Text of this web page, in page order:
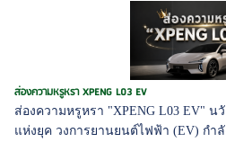
ส่องความหรูหรา XPENG L03 EV
ส่องความหรูหรา "XPENG L03 EV"
แห่งยุค วงการยานยนต์ไฟฟ้า (EV) กำ